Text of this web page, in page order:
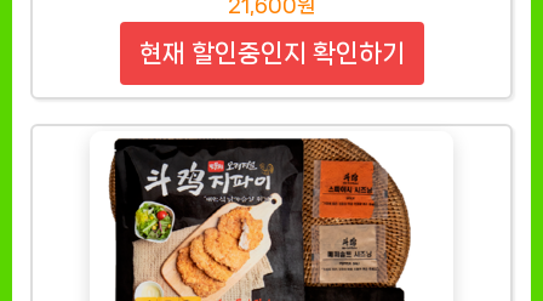
21,600원
현재 할인중인지 확인하기